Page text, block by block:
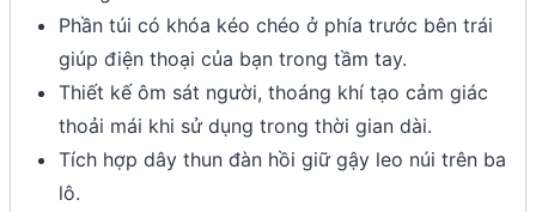
Phần túi có khóa kéo chéo ở phía trước bên trái
giúp điện thoại của bạn trong tầm tay.
Thiết kế ôm sát người, thoáng khí tạo cảm giác
thoải mái khi sử dụng trong thời gian dài.
Tích hợp dây thun đàn hồi giữ gậy leo núi trên ba
lô.